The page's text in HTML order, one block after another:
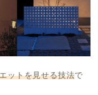
ットを見せる技法で